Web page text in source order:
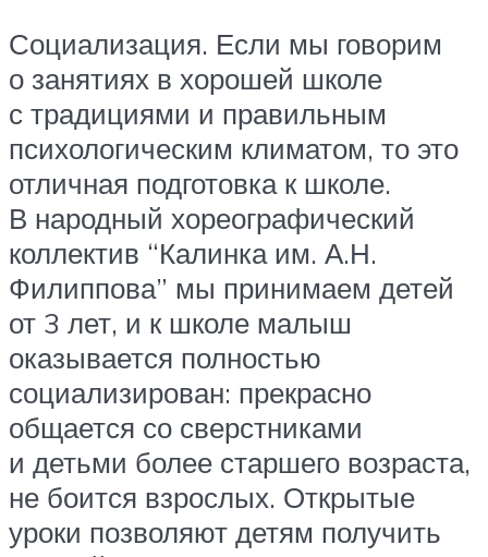
Социализация. Если мы говорим
о занятиях в хорошей школе
с традициями и правильным
психологическим климатом, то это
отличная подготовка к школе.
В народный хореографический
коллектив “Калинка им. А.Н.
Филиппова” мы принимаем детей
от 3 лет, и к школе малыш
оказывается полностью
социализирован: прекрасно
общается со сверстниками
и детьми более старшего возраста,
не боится взрослых. Открытые
уроки позволяют детям получить